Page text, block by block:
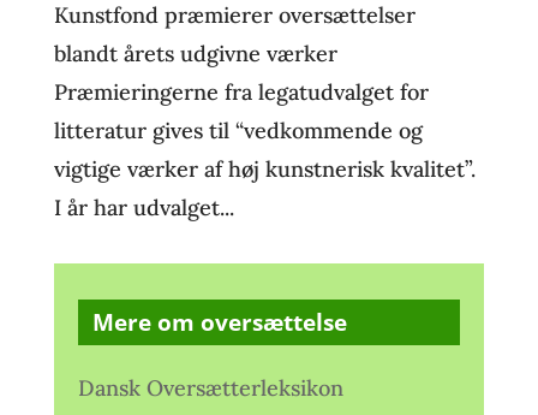
Kunstfond præmierer oversættelser
blandt årets udgivne værker
Præmieringerne fra legatudvalget for
litteratur gives til “vedkommende og
vigtige værker af høj kunstnerisk kvalitet”.
I år har udvalget...
Mere om oversættelse
Dansk Oversætterleksikon